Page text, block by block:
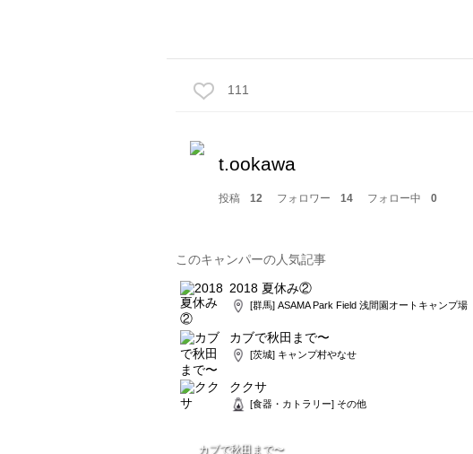
111
t.ookawa
投稿 12 フォロワー 14 フォロー中 0
このキャンパーの人気記事
2018 夏休み②
[群馬] ASAMA Park Field 浅間園オートキャンプ場
カブで秋田まで〜
[茨城] キャンプ村やなせ
ククサ
[食器・カトラリー] その他
カブで秋田まで〜